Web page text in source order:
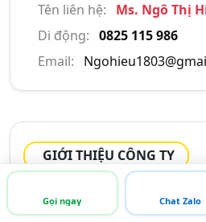
Tên liên hệ:
Ms. Ngô Thị
Di động: 0825 115 986
Email:
GIỚI THIỆU CÔNG TY
Công Ty CP Đầu Tư Long Hà
Gọi ngay Chat Zalo